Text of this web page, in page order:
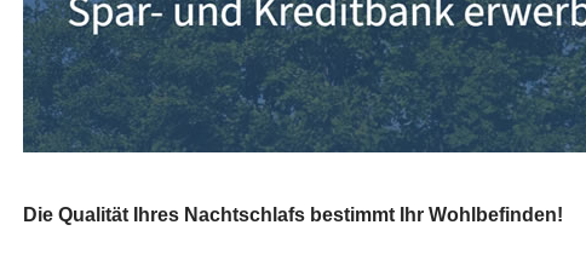
Die Qualität Ihres Nachtschlafs bestimmt Ihr Wohlbefinden!